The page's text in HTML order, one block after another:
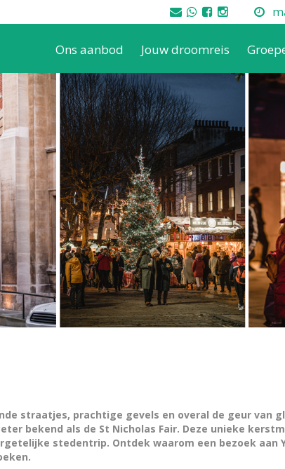
Ons aanbod Jouw droomreis
straatjes, prachtige gevels en overal de geur van
bekend als de St Nicholas Fair. Deze unieke
stedentrip. Ontdek waarom een bezoek aan